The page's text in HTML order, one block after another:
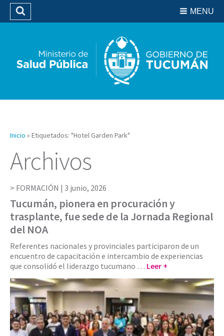
Biblioteca
MENU
Buscar
Inicio » Etiquetados: "Hotel Garden Park"
Archivos
FORMACIÓN | 3 junio, 2026
Tucumán, pionera en procuración y
trasplante, fue sede de la Jornada Regional
del NOA
Referentes nacionales y provinciales participaron de un
encuentro de capacitación e intercambio de experiencias
que consolidó el liderazgo tucumano … Leer +